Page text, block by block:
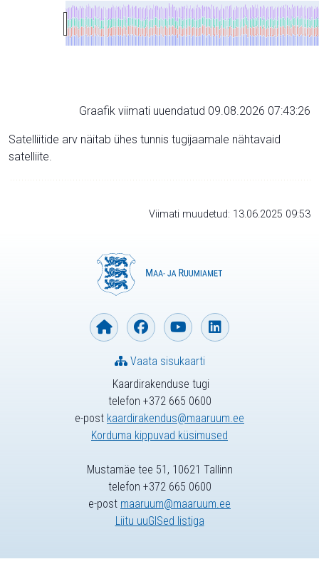
Graafik viimati uuendatud 09.08.2026 07:43:26
Satelliitide arv näitab ühes tunnis tugijaamale nähtavaid
satelliite.
Viimati muudetud: 13.06.2025 09:53
Kaardirakenduse tugi
telefon +372 665 0600
e-post kaardirakendus@maaruum.ee
Korduma kippuvad küsimused
Vaata sisukaarti
Mustamäe tee 51, 10621 Tallinn
telefon +372 665 0600
e-post maaruum@maaruum.ee
Liitu uuGISed listiga